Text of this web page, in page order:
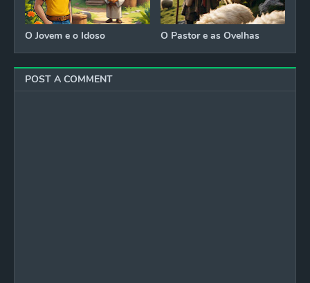
O Jovem e o Idoso O Pastor e as Ovelhas
POST A COMMENT